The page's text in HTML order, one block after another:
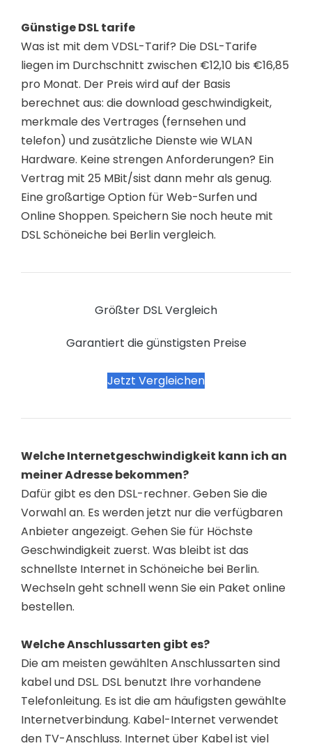
Günstige DSL tarife
Was ist mit dem VDSL-Tarif? Die DSL-Tarife
liegen im Durchschnitt zwischen €12,10 bis €16,85
pro Monat. Der Preis wird auf der Basis
berechnet aus: die download geschwindigkeit,
merkmale des Vertrages (fernsehen und
telefon) und zusätzliche Dienste wie WLAN
Hardware. Keine strengen Anforderungen? Ein
Vertrag mit 25 MBit/sist dann mehr als genug.
Eine großartige Option für Web-Surfen und
Online Shoppen. Speichern Sie noch heute mit
DSL Schöneiche bei Berlin vergleich.
Größter DSL Vergleich
Garantiert die günstigsten Preise
Jetzt Vergleichen
Welche Internetgeschwindigkeit kann ich an
meiner Adresse bekommen?
Dafür gibt es den DSL-rechner. Geben Sie die
Vorwahl an. Es werden jetzt nur die verfügbaren
Anbieter angezeigt. Gehen Sie für Höchste
Geschwindigkeit zuerst. Was bleibt ist das
schnellste Internet in Schöneiche bei Berlin.
Wechseln geht schnell wenn Sie ein Paket online
bestellen.
Welche Anschlussarten gibt es?
Die am meisten gewählten Anschlussarten sind
kabel und DSL. DSL benutzt Ihre vorhandene
Telefonleitung. Es ist die am häufigsten gewählte
Internetverbindung. Kabel-Internet verwendet
den TV-Anschluss. Internet über Kabel ist viel